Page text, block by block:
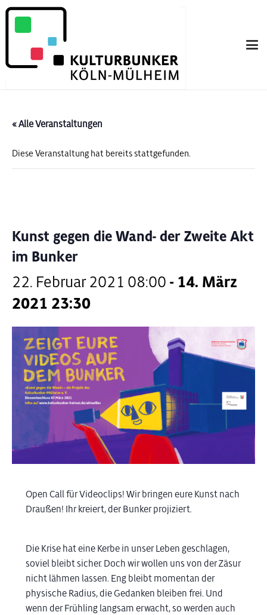
« Alle Veranstaltungen
Diese Veranstaltung hat bereits stattgefunden.
Kunst gegen die Wand- der Zweite Akt
im Bunker
22. Februar 2021 08:00 - 14. März
2021 23:30
Open Call für Videoclips! Wir bringen eure Kunst nach
Draußen! Ihr kreiert, der Bunker projiziert.
Die Krise hat eine Kerbe in unser Leben geschlagen,
soviel bleibt sicher. Doch wir wollen uns von der Zäsur
nicht lähmen lassen. Eng bleibt momentan der
physische Radius, die Gedanken bleiben frei. Und
wenn der Frühling langsam erwacht, so werden auch